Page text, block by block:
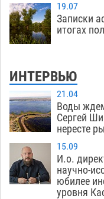
19.07
Записки
итогах
ИНТЕРВЬЮ
21.04
Воды
Сергей
нересте
15.09
И.о.
научно-
юбилее
уровня